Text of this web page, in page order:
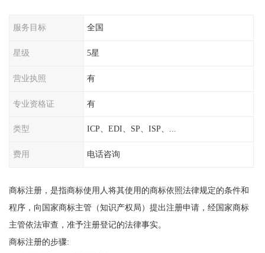
服务目标 全国
星级 5星
营业执照 有
专业资格证 有
类型 ICP、EDI、SP、ISP、...
费用 电话咨询
商标注册，是指商标使用人将其使用的商标依照法律规定的条件和
程序，向国家商标主管（知识产权局）提出注册申请，经国家商标
主管依法审查，准予注册登记的法律事实。
商标注册的步骤: